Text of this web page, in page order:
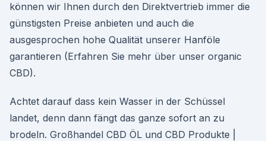
können wir Ihnen durch den Direktvertrieb immer die
günstigsten Preise anbieten und auch die
ausgesprochen hohe Qualität unserer Hanföle
garantieren (Erfahren Sie mehr über unser organic
CBD).
Achtet darauf dass kein Wasser in der Schüssel
landet, denn dann fängt das ganze sofort an zu
brodeln. Großhandel CBD ÖL und CBD Produkte |